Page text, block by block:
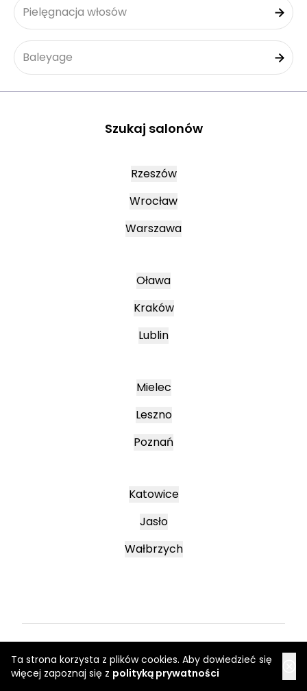
Ta strona korzysta z plików cookies. Aby dowiedzieć się
więcej zapoznaj się z polityką prywatności
Pielęgnacja włosów
Baleyage
Szukaj salonów
Rzeszów
Wrocław
Warszawa
Oława
Kraków
Lublin
Mielec
Leszno
Poznań
Katowice
Jasło
Wałbrzych
Regulamin
Regulaminy promocyjne